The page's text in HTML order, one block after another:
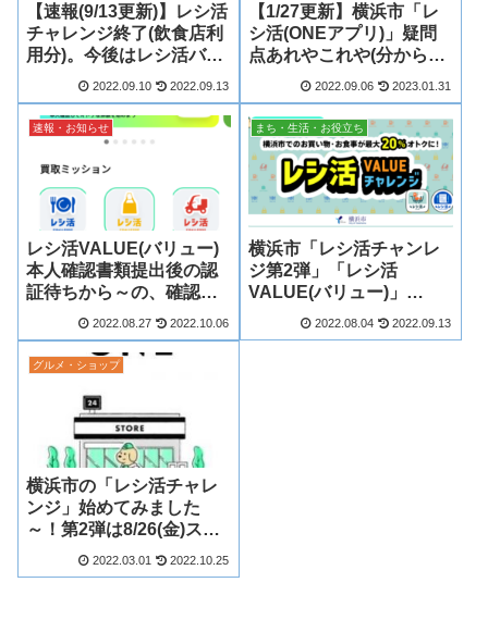
【速報(9/13更新)】レシ活
チャレンジ終了(飲食店利
用分)。今後はレシ活バリ
ューのみ
2022.09.10 2022.09.13
【1/27更新】横浜市「レ
シ活(ONEアプリ)」疑問
点あれやこれや(分からな
い点も含めて)～順次、答
え合わせを更新中！
2022.09.06 2023.01.31
速報・お知らせ
レシ活VALUE(バリュー)
本人確認書類提出後の認
証待ちから～の、確認済
2022.08.27 2022.10.06
まち・生活・お役立ち
横浜市「レシ活チャンレ
ジ第2弾」「レシ活
VALUE(バリュー)」
8/26(金)スタート！事前登
録はじまる！
2022.08.04 2022.09.13
グルメ・ショップ
横浜市の「レシ活チャレ
ンジ」始めてみました
～！第2弾は8/26(金)スタ
2022.03.01 2022.10.25